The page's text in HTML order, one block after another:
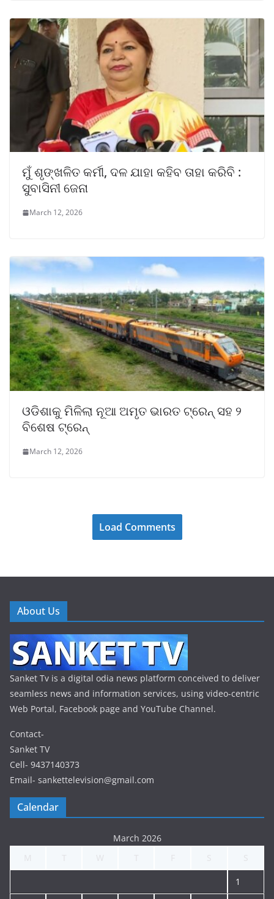
ମୁଁ ଶୃଙ୍ଖଳିତ କର୍ମୀ, ଦଳ ଯାହା କହିବ ତାହା କରିବି :
ସୁବାସିନୀ ଜେନା
March 12, 2026
ଓଡିଶାକୁ ମିଳିଲା ନୂଆ ଅମୃତ ଭାରତ ଟ୍ରେନ୍ ସହ ୨
ବିଶେଷ ଟ୍ରେନ୍
March 12, 2026
Load Comments
About Us
Sanket Tv is a digital odia news platform conceived to deliver
seamless news and information services, using video-centric
Web Portal, Facebook page and YouTube Channel.
Contact-
Sanket TV
Cell- 9437140373
Email- sankettelevision@gmail.com
Calendar
March 2026
1